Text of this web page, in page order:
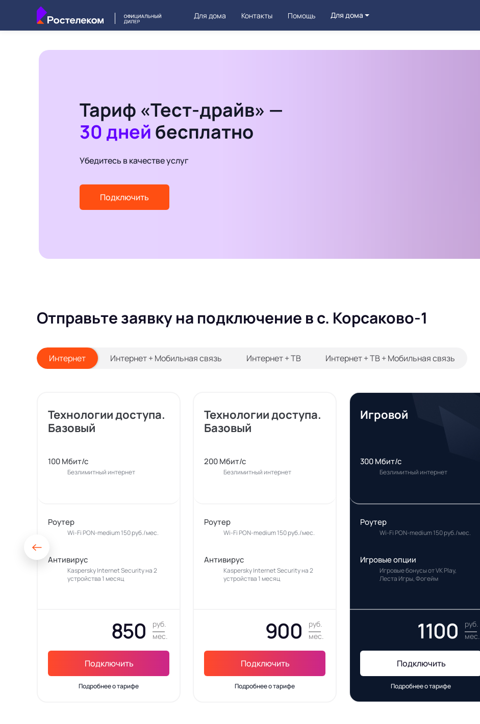
Для дома Контакты Помощь Для дома
Тариф «Тест-драйв» —
30 дней бесплатно
Убедитесь в качестве услуг
Подключить
Отправьте заявку на подключение в с. Корсаково-1
Интернет Интернет + Мобильная связь Интернет + ТВ Интернет + ТВ + Мобильная связь
Технологии доступа.
Базовый
100 Мбит/с
Безлимитный интернет
Роутер
Wi-Fi PON-medium 150 руб./мес.
Антивирус
Kaspersky Internet Security на 2
устройства 1 месяц
850
руб.
мес.
Подключить
Подробнее о тарифе
Технологии доступа.
Базовый
200 Мбит/с
Безлимитный интернет
Роутер
Wi-Fi PON-medium 150 руб./мес.
Антивирус
Kaspersky Internet Security на 2
устройства 1 месяц
900
руб.
мес.
Подключить
Подробнее о тарифе
Игровой
300 Мбит/с
Безлимитный интернет
Роутер
Wi-Fi PON-medium 150 руб./мес.
Игровые опции
Игровые бонусы от VK Play,
Леста Игры, Фогейм
1100
руб.
мес.
Подключить
Подробнее о тарифе